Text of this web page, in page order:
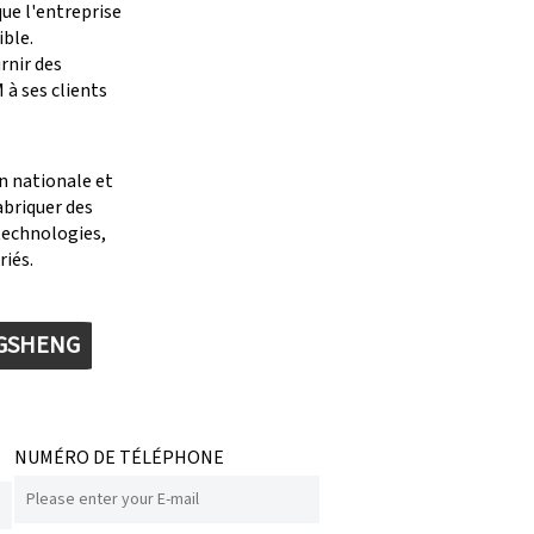
l'entreprise
des
à ses clients
nationale et
des
NUMÉRO DE TÉLÉPHONE